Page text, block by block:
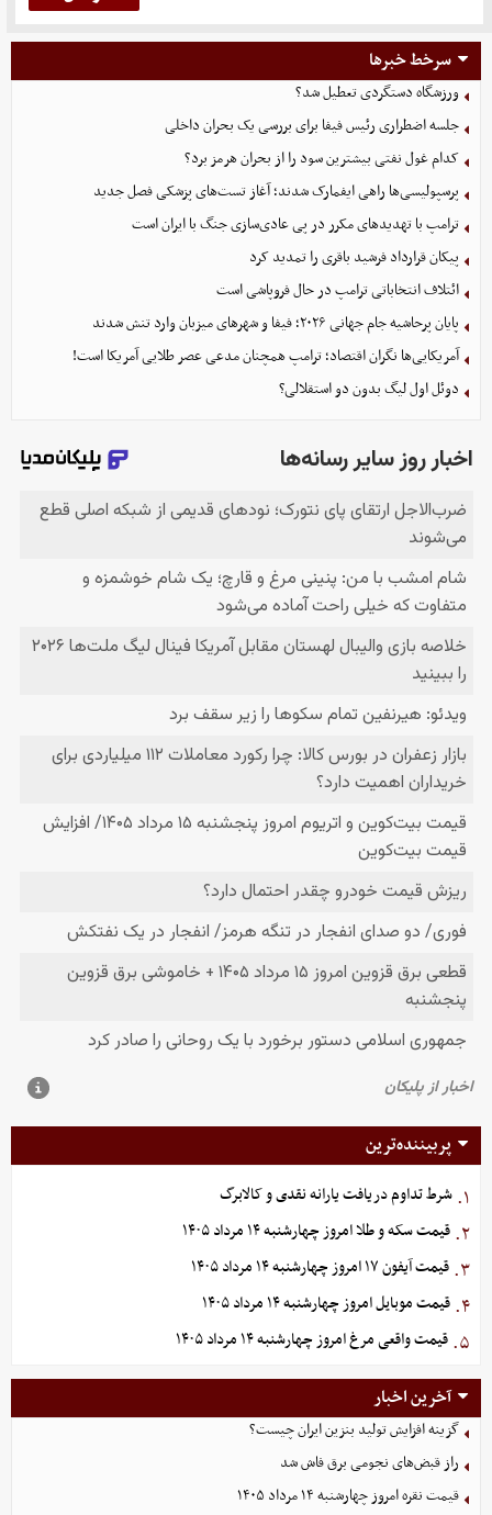
سرخط خبرها
ورزشگاه دستگردی تعطیل شد؟
جلسه اضطراری رئیس فیفا برای بررسی یک بحران داخلی
کدام غول نفتی بیشترین سود را از بحران هرمز برد؟
پرسپولیسی‌ها راهی ایفمارک شدند؛ آغاز تست‌های پزشکی فصل جدید
ترامپ با تهدیدهای مکرر در پی عادی‌سازی جنگ با ایران است
پیکان قرارداد فرشید باقری را تمدید کرد
ائتلاف انتخاباتی ترامپ در حال فروپاشی است
پایان پرحاشیه جام جهانی ۲۰۲۶؛ فیفا و شهرهای میزبان وارد تنش شدند
آمریکایی‌ها نگران اقتصاد؛ ترامپ همچنان مدعی عصر طلایی آمریکا است!
دوئل اول لیگ بدون دو استقلالی؟
پربیننده‌ترین
۱. شرط تداوم دریافت یارانه نقدی و کالابرگ
۲. قیمت سکه و طلا امروز چهارشنبه ۱۴ مرداد ۱۴۰۵
۳. قیمت آیفون ۱۷ امروز چهارشنبه ۱۴ مرداد ۱۴۰۵
۴. قیمت موبایل‌ امروز چهارشنبه ۱۴ مرداد ۱۴۰۵
۵. قیمت واقعی مرغ امروز چهارشنبه ۱۴ مرداد ۱۴۰۵
آخرین اخبار
گزینه‌ افزایش تولید بنزین ایران چیست؟
راز قبض‌های نجومی برق فاش شد
قیمت نقره امروز چهارشنبه ۱۴ مرداد ۱۴۰۵